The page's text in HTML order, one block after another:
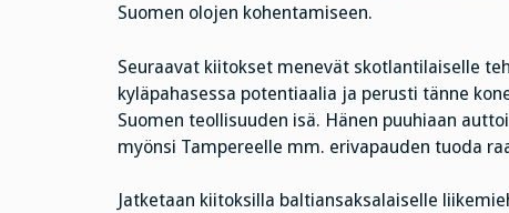
Suomen olojen kohentamiseen.
Seuraavat kiitokset menevät skotlantilaiselle
kyläpahasessa potentiaalia ja perusti tänne
Suomen teollisuuden isä. Hänen puuhiaan
myönsi Tampereelle mm. erivapauden tuoda
Jatketaan kiitoksilla baltiansaksalaiselle